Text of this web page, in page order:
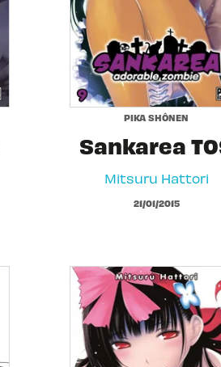
PIKA SHÔNEN
Sankarea
Mitsuru Hattori
21/01/2015